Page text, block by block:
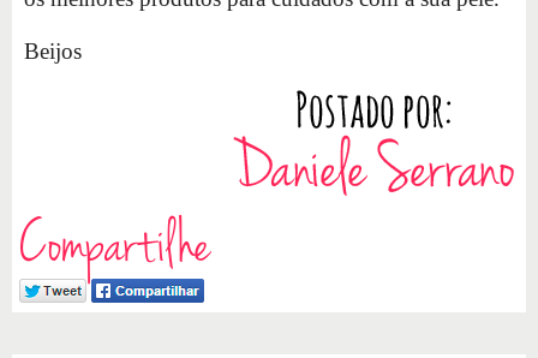
Beijos
Compartilhe